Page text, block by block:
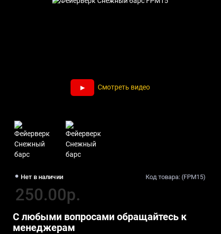
Смотреть видео
Нет в наличии Код товара: (FPM15)
250.00р.
С любыми вопросами обращайтесь к
менеджерам